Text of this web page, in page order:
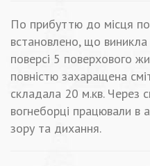
По прибуттю до місця
встановлено, що
поверсі 5 поверхового
повністю захаращена
складала 20 м.кв. Через
вогнеборці працювали в
зору та дихання.